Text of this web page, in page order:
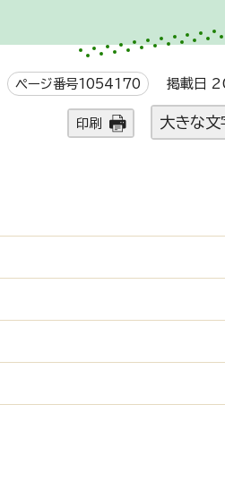
ページ番号1054170 掲載日
印刷 大きな文